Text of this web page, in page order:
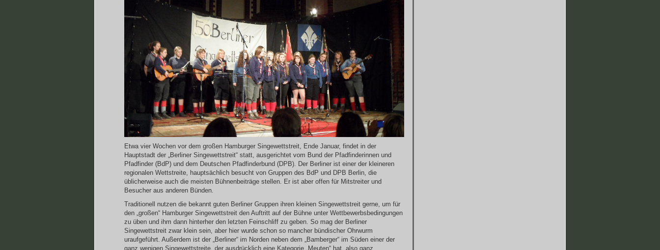
Etwa vier Wochen vor dem großen Hamburger Singewettstreit, Ende Januar, findet in der
Hauptstadt der „Berliner Singewettstreit“ statt, ausgerichtet vom Bund der Pfadfinderinnen und
Pfadfinder (BdP) und dem Deutschen Pfadfinderbund (DPB). Der Berliner ist einer der kleineren
regionalen Wettstreite, hauptsächlich besucht von Gruppen des BdP und DPB Berlin, die
üblicherweise auch die meisten Bühnenbeiträge stellen. Er ist aber offen für Mitstreiter und
Besucher aus anderen Bünden.
Traditionell nutzen die bekannt guten Berliner Gruppen ihren kleinen Singewettstreit gerne, um für
den „großen“ Hamburger Singewettstreit den Auftritt auf der Bühne unter Wettbewerbsbedingungen
zu üben und ihm dann hinterher den letzten Feinschliff zu geben. So mag der Berliner
Singewettstreit zwar klein sein, aber hier wurde schon so mancher bündischer Ohrwurm
uraufgeführt. Außerdem ist der „Berliner“ im Norden neben dem „Bamberger“ im Süden einer der
ganz wenigen Singewettstreite, der ausdrücklich eine Kategorie „Meuten“ hat, also ganz